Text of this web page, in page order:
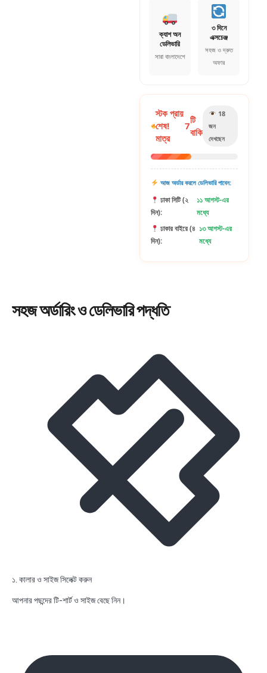
ক্যাশ অন
ডেলিভারি
সারা বাংলাদেশে
৩ দিনে
এক্সচেঞ্জ
সহজ ও দ্রুত
অফার
স্টক প্রায়
শেষ!
মাত্র
7
টি
বাকি
18
জন
দেখছেন
আজ অর্ডার করলে ডেলিভারি পাবেন:
ঢাকা সিটি (২
দিন):
১১ আগস্ট-এর
মধ্যে
ঢাকার বাইরে (৪
দিন):
১৩ আগস্ট-এর
মধ্যে
সহজঅর্ডারিংও ডেলিভারি পদ্ধতি
১. কালার ও সাইজ সিলেক্ট করুন
আপনার পছন্দের টি-শার্ট ও সাইজ বেছে নিন।